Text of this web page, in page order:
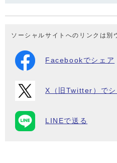
ソーシャルサイトへのリンクは別
Facebookでシェア
X（旧Twitter）でシ
LINEで送る